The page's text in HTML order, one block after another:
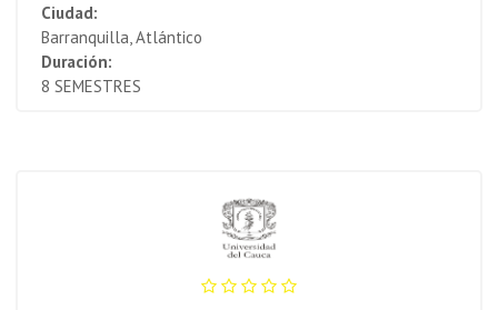
Ciudad:
Barranquilla, Atlántico
Duración:
8 SEMESTRES